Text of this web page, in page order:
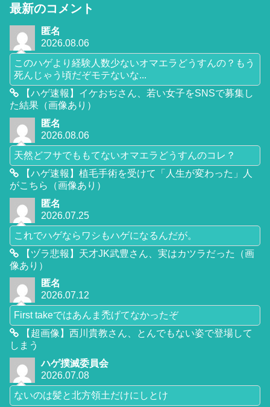
最新のコメント
匿名
2026.08.06
このハゲより経験人数少ないオマエラどうすんの？もう
死んじゃう頃だぞモテないな...
【ハゲ速報】イケおぢさん、若い女子をSNSで募集し
た結果（画像あり）
匿名
2026.08.06
天然どフサでももてないオマエラどうすんのコレ？
【ハゲ速報】植毛手術を受けて「人生が変わった」人
がこちら（画像あり）
匿名
2026.07.25
これでハゲならワシもハゲになるんだが。
【ヅラ悲報】天才JK武豊さん、実はカツラだった（画
像あり）
匿名
2026.07.12
First takeではあんま禿げてなかったぞ
【超画像】西川貴教さん、とんでもない姿で登場して
しまう
ハゲ撲滅委員会
2026.07.08
ないのは髪と北方領土だけにしとけ